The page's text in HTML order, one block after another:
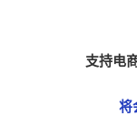
支持电
将